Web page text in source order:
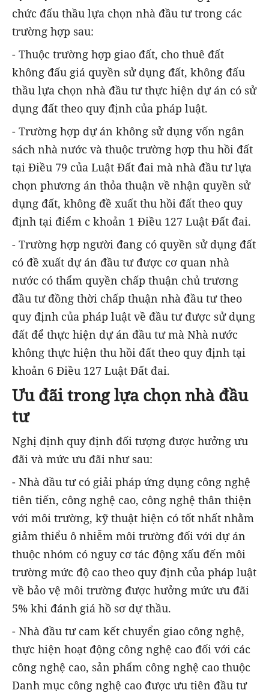
chức đấu thầu lựa chọn nhà đầu tư trong các
trường hợp sau:
- Thuộc trường hợp giao đất, cho thuê đất
không đấu giá quyền sử dụng đất, không đấu
thầu lựa chọn nhà đầu tư thực hiện dự án có sử
dụng đất theo quy định của pháp luật.
- Trường hợp dự án không sử dụng vốn ngân
sách nhà nước và thuộc trường hợp thu hồi đất
tại Điều 79 của Luật Đất đai mà nhà đầu tư lựa
chọn phương án thỏa thuận về nhận quyền sử
dụng đất, không đề xuất thu hồi đất theo quy
định tại điểm c khoản 1 Điều 127 Luật Đất đai.
- Trường hợp người đang có quyền sử dụng đất
có đề xuất dự án đầu tư được cơ quan nhà
nước có thẩm quyền chấp thuận chủ trương
đầu tư đồng thời chấp thuận nhà đầu tư theo
quy định của pháp luật về đầu tư được sử dụng
đất để thực hiện dự án đầu tư mà Nhà nước
không thực hiện thu hồi đất theo quy định tại
khoản 6 Điều 127 Luật Đất đai.
Ưu đãi trong lựa chọn nhà đầu
tư
Nghị định quy định đối tượng được hưởng ưu
đãi và mức ưu đãi như sau:
- Nhà đầu tư có giải pháp ứng dụng công nghệ
tiên tiến, công nghệ cao, công nghệ thân thiện
với môi trường, kỹ thuật hiện có tốt nhất nhằm
giảm thiểu ô nhiễm môi trường đối với dự án
thuộc nhóm có nguy cơ tác động xấu đến môi
trường mức độ cao theo quy định của pháp luật
về bảo vệ môi trường được hưởng mức ưu đãi
5% khi đánh giá hồ sơ dự thầu.
- Nhà đầu tư cam kết chuyển giao công nghệ,
thực hiện hoạt động công nghệ cao đối với các
công nghệ cao, sản phẩm công nghệ cao thuộc
Danh mục công nghệ cao được ưu tiên đầu tư